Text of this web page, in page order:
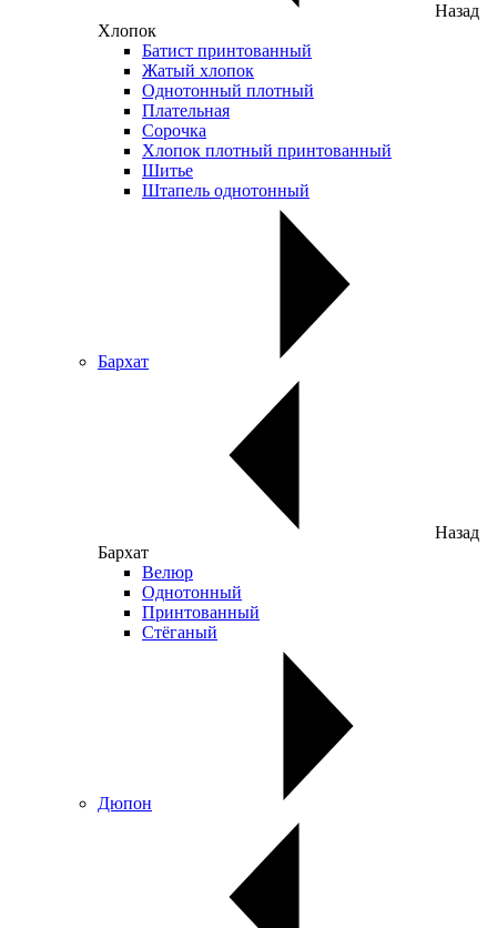
Назад
Хлопок
Батист принтованный
Жатый хлопок
Однотонный плотный
Плательная
Сорочка
Хлопок плотный принтованный
Шитье
Штапель однотонный
Бархат
Назад
Бархат
Велюр
Однотонный
Принтованный
Стёганый
Дюпон